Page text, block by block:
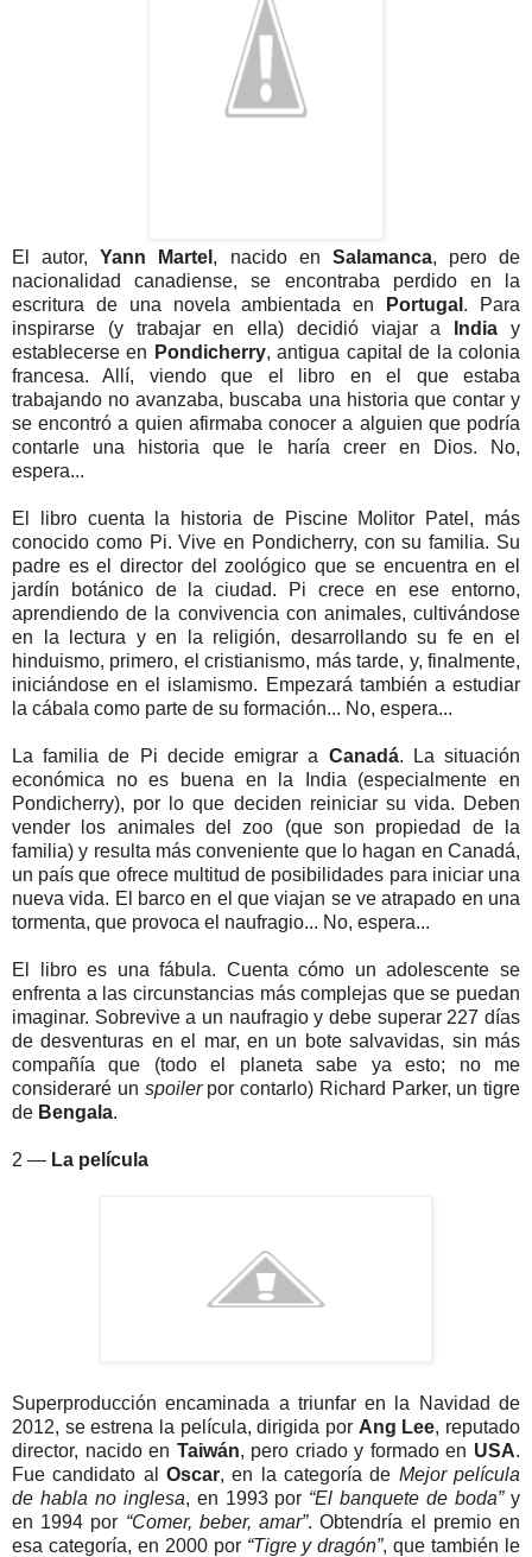
El autor,Yann Martel , nacido en Salamanca, pero de
nacionalidad canadiense, se encontraba perdido en la
escritura de una novela ambientada en
Portugal . Para
inspirarse (y trabajar en ella) decidió viajar a
India y
establecerse en Pondicherry, antigua capital de la colonia
francesa. Allí, viendo que el libro en el que estaba
trabajando no avanzaba, buscaba una historia que contar y
se encontró a quien afirmaba conocer a alguien que podría
contarle una historia que le haría creer en Dios. No,
espera...
El libro cuenta la historia de Piscine Molitor Patel, más
conocido como Pi. Vive en Pondicherry, con su familia. Su
padre es el director del zoológico que se encuentra en el
jardín botánico de la ciudad. Pi crece en ese entorno,
aprendiendo de la convivencia con animales, cultivándose
en la lectura y en la religión, desarrollando su fe en el
hinduismo, primero, el cristianismo, más tarde, y, finalmente,
iniciándose en el islamismo. Empezará también a estudiar
la cábala como parte de su formación... No, espera...
La familia de Pi decide emigrar a Canadá. La situación
económica no es buena en la India (especialmente en
Pondicherry), por lo que deciden reiniciar su vida. Deben
vender los animales del zoo (que son propiedad de la
familia) y resulta más conveniente que lo hagan en Canadá,
un país que ofrece multitud de posibilidades para iniciar una
nueva vida. El barco en el que viajan se ve atrapado en una
tormenta, que provoca el naufragio... No, espera...
El libro es una fábula. Cuenta cómo un adolescente se
enfrenta a las circunstancias más complejas que se puedan
imaginar. Sobrevive a un naufragio y debe superar 227 días
de desventuras en el mar, en un bote salvavidas, sin más
compañía que (todo el planeta sabe ya esto; no me
consideraré un spoilerpor contarlo) Richard Parker, un tigre
de Bengala.
2 — La película
Superproducción encaminada a triunfar en la Navidad de
2012, se estrena la película, dirigida por Ang Lee, reputado
director, nacido en Taiwán, pero criado y formado en USA.
Fue candidato al Oscar, en la categoría de Mejor película
de habla no inglesa, en 1993 por “El banquete de boda”y
en 1994 por “Comer, beber, amar”. Obtendría el premio en
esa categoría, en 2000 por “Tigre y dragón”, que también le